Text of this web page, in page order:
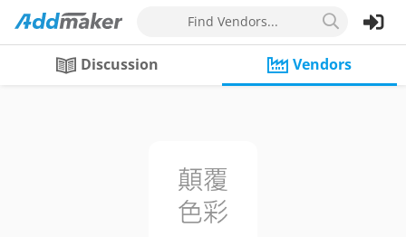
Find Vendors...
Discussion Vendors